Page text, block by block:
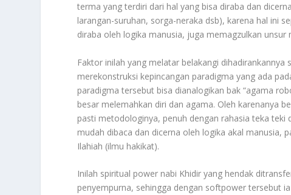
terma yang terdiri dari hal yang bisa diraba dan
larangan-suruhan, sorga-neraka dsb), karena hal ini
diraba oleh logika manusia, juga memagzulkan
Faktor inilah yang melatar belakangi
merekonstruksi kepincangan paradigma yang ada
paradigma tersebut bisa dianalogikan bak “agama
besar melemahkan diri dan agama. Oleh karenanya
pasti metodologinya, penuh dengan rahasia teka
mudah dibaca dan dicerna oleh logika akal manusia,
Ilahiah (ilmu hakikat).
Inilah spiritual power nabi Khidir yang hendak
penyempurna, sehingga dengan softpower tersebut